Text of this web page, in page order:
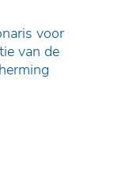
voor
van de